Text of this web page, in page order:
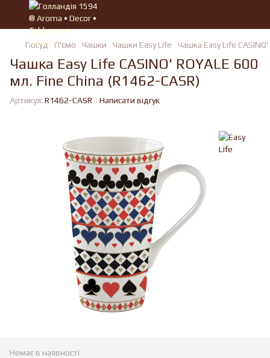
Посуд П'ємо Чашки Чашки Easy Life Чашка Easy Life
Чашка Easy Life CASINO' ROYALE 600
мл. Fine China (R1462-CASR)
Артикул: R1462-CASR Написати відгук
Немає в наявності